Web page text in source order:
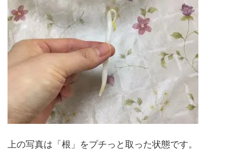
上の写真は「根」をプチっと取った状態です。